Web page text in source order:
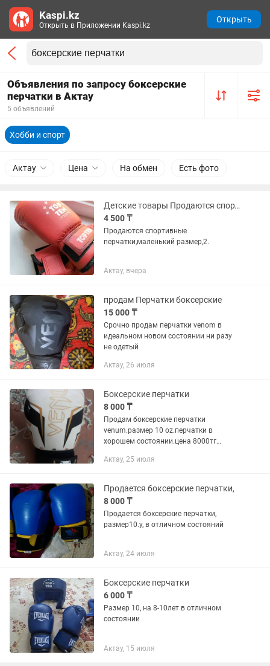
Объявления по запросу боксерские
перчатки в Актау
5 объявлений
Хобби и спорт
Актау Цена На обмен Есть фото
Детские товары Продаются спортивные перчатки
4 500 ₸
Продаются спортивные
перчатки,маленький размер,2.
Актау, вчера
продам Перчатки боксерские
15 000 ₸
Срочно продам перчатки venom в
идеальном новом состоянии ни разу
не одетый
Актау, 26 июля
Боксерские перчатки
8 000 ₸
Продам боксерские перчатки
venum.размер 10 oz.перчатки в
хорошем состоянии.цена 8000тг
Актау, 25 июля
Продается боксерские перчатки,
8 000 ₸
Продается боксерские перчатки,
размер10.у, в отличном состояний
Актау, 24 июля
Боксерские перчатки
6 000 ₸
Размер 10, на 8-10лет в отличном
состоянии
Актау, 15 июля
Kaspi.kz
Открыть в Приложении Kaspi.kz
Открыть